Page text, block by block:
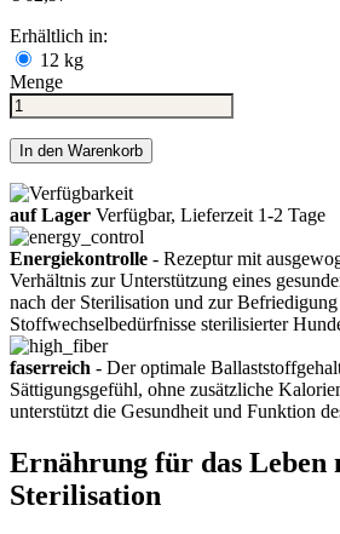
Erhältlich in:
12 kg
Menge
In den Warenkorb
auf Lager Verfügbar, Lieferzeit 1-2 Tage
Energiekontrolle - Rezeptur mit
Verhältnis zur Unterstützung eines
nach der Sterilisation und zur Befriedigung
Stoffwechselbedürfnisse sterilisierter
faserreich - Der optimale
Sättigungsgefühl, ohne zusätzliche
unterstützt die Gesundheit und Funktion
Ernährung für das Leben
Sterilisation